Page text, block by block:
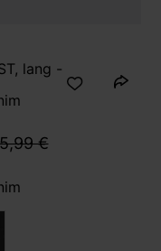
lang -
€